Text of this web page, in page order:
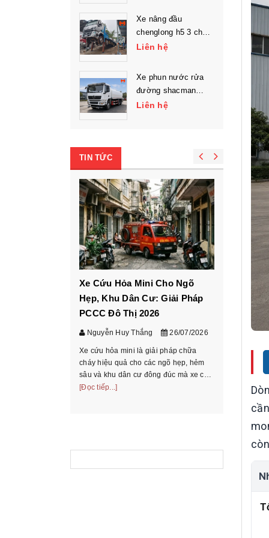
Xe nâng đầu
chenglong h5 3 chân
chở máy công trình
Liên hệ
Xe phun nước rửa
đường shacman
l3000 3 chân
Liên hệ
TIN TỨC
Xe Cứu Hỏa Mini Cho Ngõ
Hẹp, Khu Dân Cư: Giải Pháp
PCCC Đô Thị 2026
Nguyễn Huy Thắng 26/07/2026
Xe cứu hỏa mini là giải pháp chữa
cháy hiệu quả cho các ngõ hẹp, hẻm
sâu và khu dân cư đông đúc mà xe cứu
hỏa truyền thống không thể tiếp cận.
[Đọc tiếp...]
Cách
tấn
Hướng
theo
chiếu
và hồ sơ
thoại/